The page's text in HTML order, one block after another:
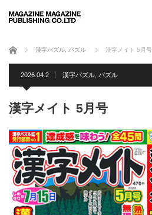
ホーム 漢字パズル パズル 漢字メイト 5月号
2026.04.2 漢字パズル パズル
漢字メイト 5月号